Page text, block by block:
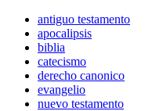
antiguo testamento
apocalipsis
biblia
catecismo
derecho canonico
evangelio
nuevo testamento